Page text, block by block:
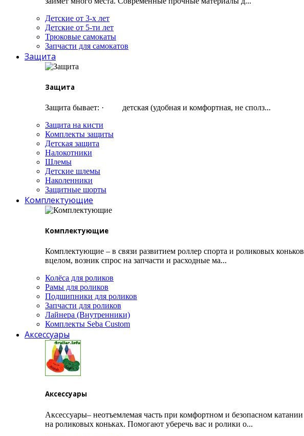
Детские от 3-х лет
Детские от 5-ти лет
Трюковые самокаты
Запчасти для самокатов
Защита
Защита
Защита бывает: · детская (удобная и комфортная, не сполз...
Защита на кисти
Комплекты защиты
Детская защита
Налокотники
Шлемы
Детские шлемы
Наколенники
Защитные шорты
Комплектующие
Комплектующие
Комплектующие – в связи развитием роллер спорта и роликовых коньков
вцелом, возник спрос на запчасти и расходные ма...
Колёса для роликов
Рамы для роликов
Подшипники для роликов
Запчасти для роликов
Лайнера (Внутренники)
Комплекты Seba Custom
Аксессуары
Аксессуары
Аксессуары– неотъемлемая часть при комфортном и безопасном катании
на роликовых коньках. Помогают уберечь вас и ролики о...